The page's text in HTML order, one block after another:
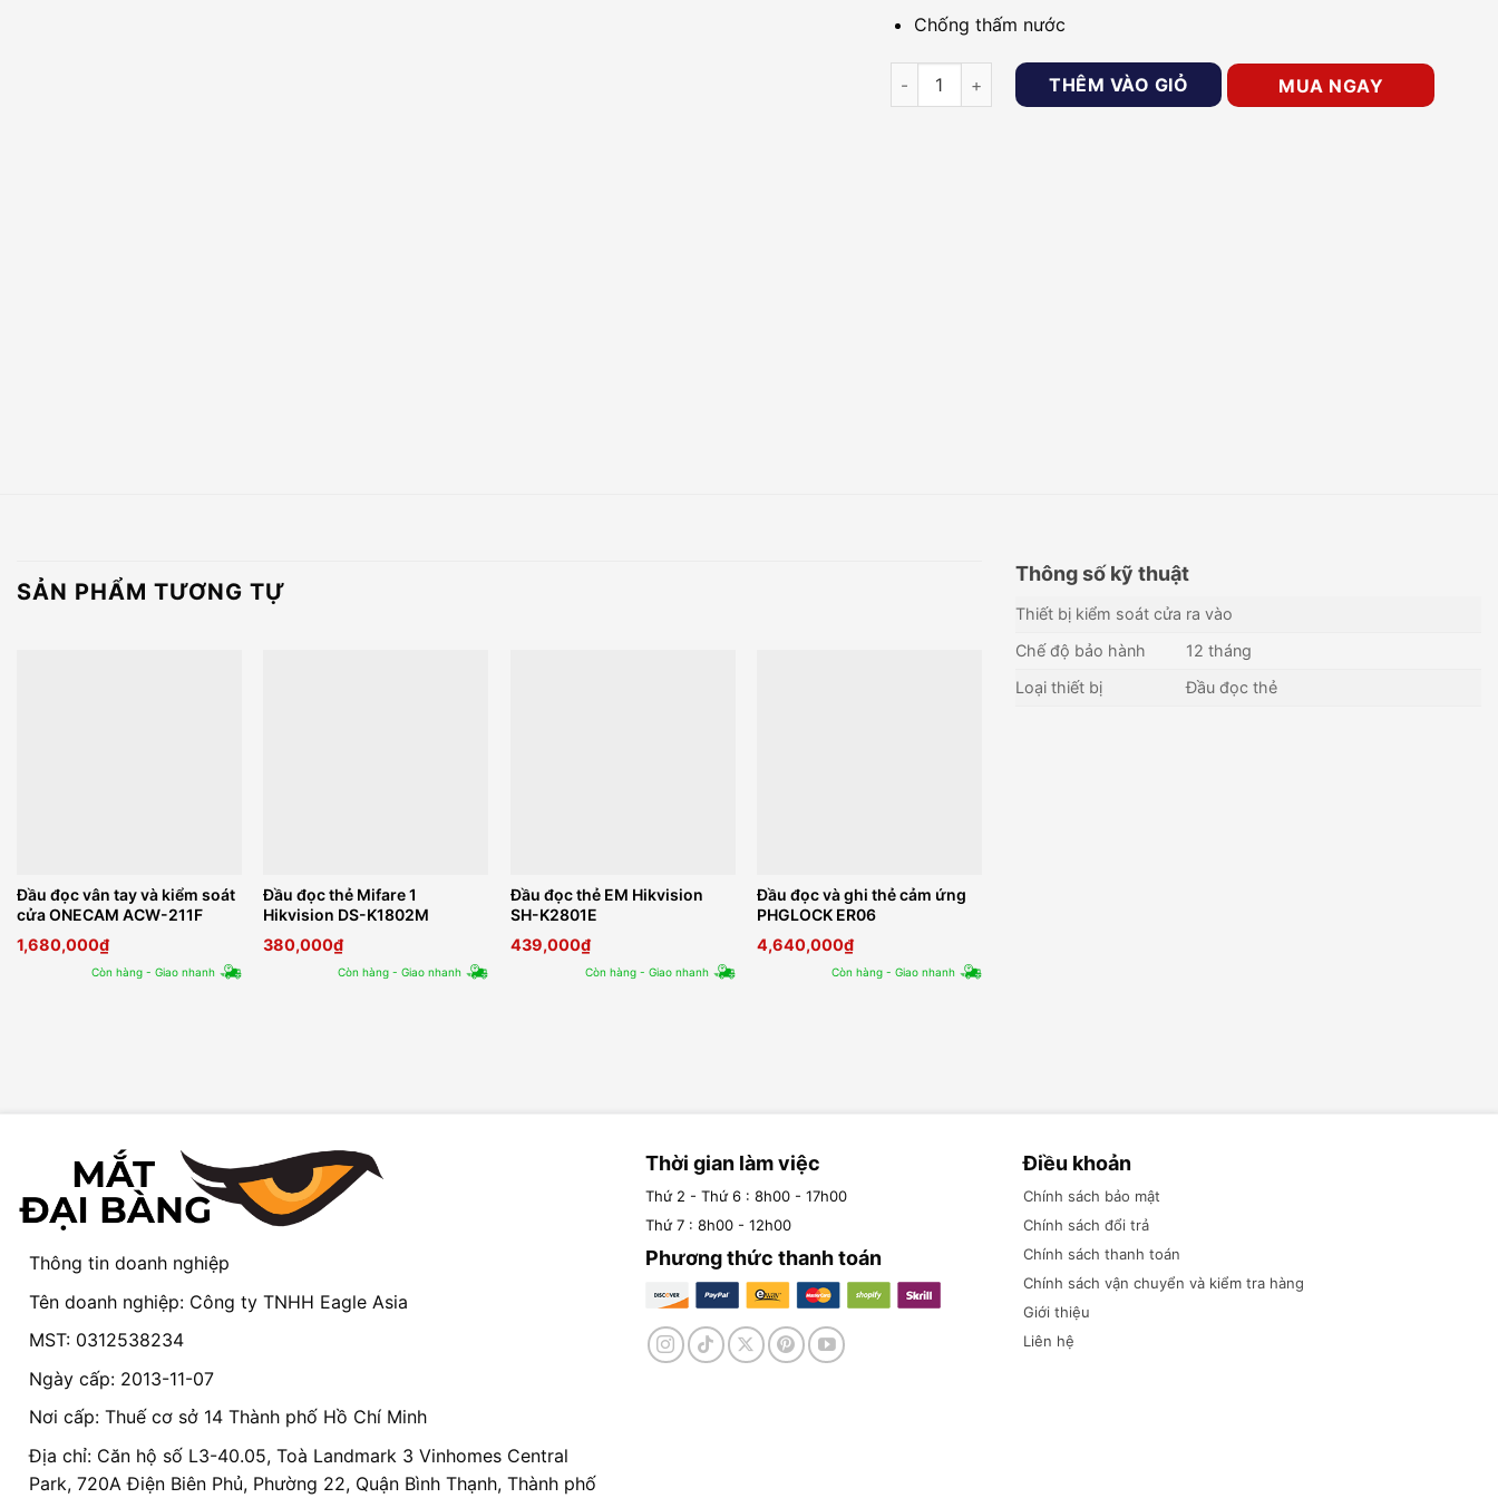
Chống thấm nước
Đầu đọc thẻ từ Dahua DHI-ASR1100B số lượng
THÊM VÀO GIỎ MUA NGAY
SẢN PHẨM TƯƠNG TỰ
Đầu đọc vân tay và kiểm soát
cửa ONECAM ACW-211F
1,680,000₫
Còn hàng - Giao nhanh
Đầu đọc thẻ Mifare 1
Hikvision DS-K1802M
380,000₫
Còn hàng - Giao nhanh
Đầu đọc thẻ EM Hikvision
SH-K2801E
439,000₫
Còn hàng - Giao nhanh
Đầu đọc và ghi thẻ cảm ứng
PHGLOCK ER06
4,640,000₫
Còn hàng - Giao nhanh
Thông số kỹ thuật
Thiết bị kiểm soát cửa ra vào
Chế độ bảo hành
12 tháng
Loại thiết bị
Đầu đọc thẻ
Thông tin doanh nghiệp
Tên doanh nghiệp: Công ty TNHH Eagle Asia
MST: 0312538234
Ngày cấp: 2013-11-07
Nơi cấp: Thuế cơ sở 14 Thành phố Hồ Chí Minh
Địa chỉ: Căn hộ số L3-40.05, Toà Landmark 3 Vinhomes Central
Park, 720A Điện Biên Phủ, Phường 22, Quận Bình Thạnh, Thành phố
Thời gian làm việc
Thứ 2 - Thứ 6 : 8h00 - 17h00
Thứ 7 : 8h00 - 12h00
Phương thức thanh toán
Điều khoản
Chính sách bảo mật
Chính sách đổi trả
Chính sách thanh toán
Chính sách vận chuyển và kiểm tra hàng
Giới thiệu
Liên hệ